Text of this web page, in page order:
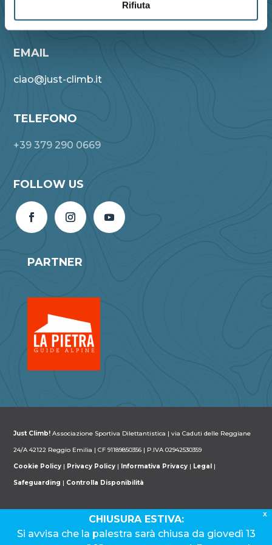
Rifiuta
EMAIL
ciao@just-climb.it
TELEFONO
+39 379 290 0669
FOLLOW US
PARTNER
Just Climb! Associazione Sportiva Dilettantistica | via Caduti delle Reggiane
24/A 42122 Reggio Emilia | CF 91189850356 | P.IVA 02942530359
Cookie Policy | Privacy Policy | Informativa Privacy | Legal |
Safeguarding | Controlla Disponibilità
X
CHIUSURA ESTIVA:
Si avvisa che la palestra sarà chiusa da giovedì 13